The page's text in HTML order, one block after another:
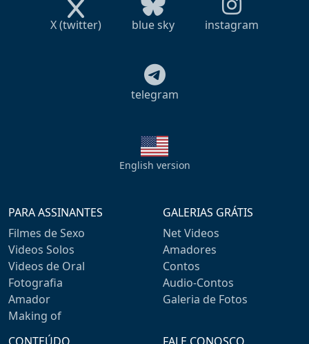
X (twitter) blue sky instagram
telegram
English version
PARA ASSINANTES
Filmes de Sexo
Videos Solos
Videos de Oral
Fotografia
Amador
Making of
GALERIAS GRÁTIS
Net Videos
Amadores
Contos
Audio-Contos
Galeria de Fotos